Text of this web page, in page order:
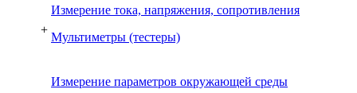
+
Измерение тока, напряжения, сопротивления
Мультиметры (тестеры)
Измерение параметров окружающей среды